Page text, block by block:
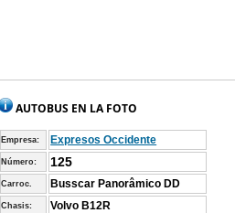
AUTOBUS EN LA FOTO
Empresa: Expresos Occidente
Número: 125
Carroc. Busscar Panorâmico DD
Chasis: Volvo B12R